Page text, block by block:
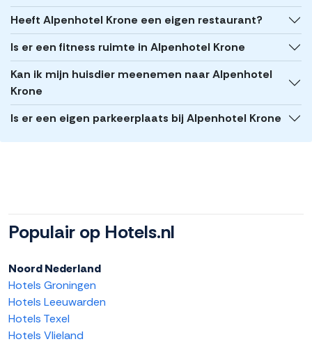
Heeft Alpenhotel Krone een eigen restaurant?
Is er een fitness ruimte in Alpenhotel Krone
Kan ik mijn huisdier meenemen naar Alpenhotel
Krone
Is er een eigen parkeerplaats bij Alpenhotel Krone
Populair op Hotels.nl
Noord Nederland
Hotels Groningen
Hotels Leeuwarden
Hotels Texel
Hotels Vlieland